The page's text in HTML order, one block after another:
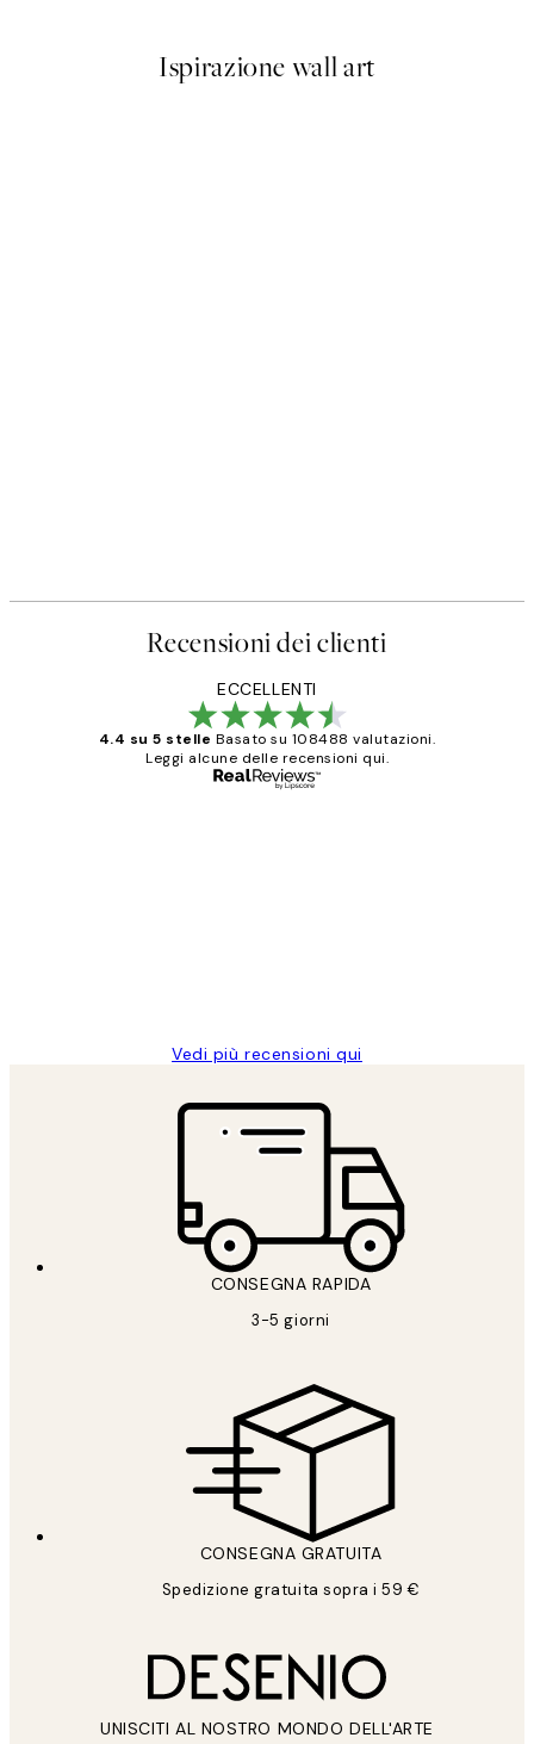
Ispirazione wall art
Recensioni dei clienti
ECCELLENTI
4.4 su 5 stelle Basato su 108488 valutazioni.
Leggi alcune delle recensioni qui.
Vedi più recensioni qui
CONSEGNA RAPIDA
3-5 giorni
CONSEGNA GRATUITA
Spedizione gratuita sopra i 59 €
UNISCITI AL NOSTRO MONDO DELL'ARTE